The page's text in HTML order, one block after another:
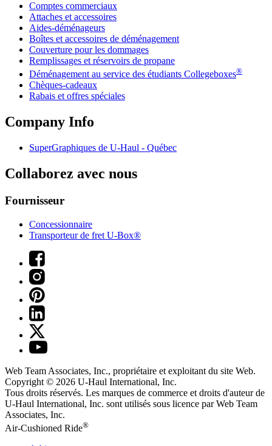
Comptes commerciaux
Attaches et accessoires
Aides-déménageurs
Boîtes et accessoires de déménagement
Couverture pour les dommages
Remplissages et réservoirs de propane
Déménagement au service des étudiants Collegeboxes®
Chèques-cadeaux
Rabais et offres spéciales
Company Info
SuperGraphiques de U-Haul - Québec
Collaborez avec nous
Fournisseur
Concessionnaire
Transporteur de fret U-Box®
Web Team Associates, Inc., propriétaire et exploitant du site Web.
Copyright © 2026 U-Haul International, Inc.
Tous droits réservés. Les marques de commerce et droits d'auteur de
U-Haul International, Inc. sont utilisés sous licence par Web Team
Associates, Inc.
Air-Cushioned Ride®